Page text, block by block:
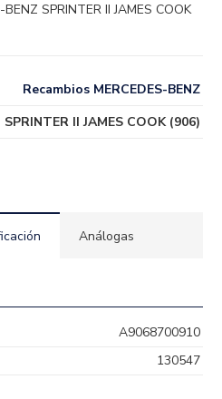
SPRINTER II JAMES COOK
Recambios MERCEDES-BENZ
SPRINTER II JAMES COOK (906)
Análogas
A9068700910
130547